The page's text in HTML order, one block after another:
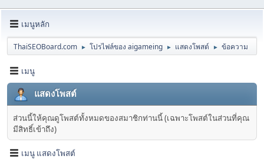
เมนูหลัก
ThaiSEOBoard.com ► โปรไฟล์ของ aigameing ► แสดงโพสต์ ► ข้อความ
เมนู
แสดงโพสต์
ส่วนนี้ให้คุณดูโพสต์ทั้งหมดของสมาชิกท่านนี้ (เฉพาะโพสต์ในส่วนที่คุณ
มีสิทธิ์เข้าถึง)
เมนู แสดงโพสต์